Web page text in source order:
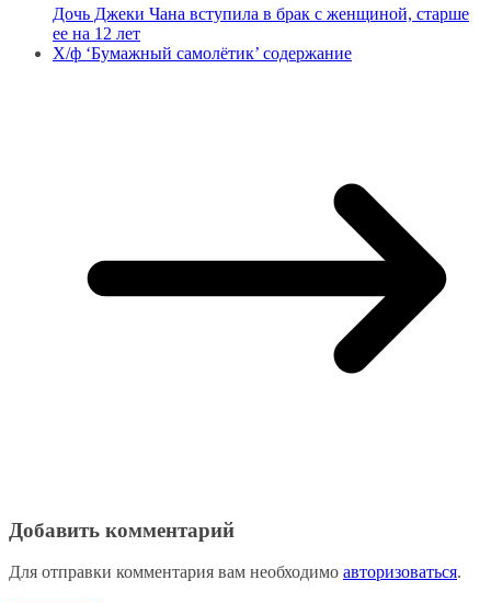
Дочь Джеки Чана вступила в брак с женщиной, старше
ее на 12 лет
Х/ф ‘Бумажный самолётик’ содержание
Добавить комментарий
Для отправки комментария вам необходимо авторизоваться.